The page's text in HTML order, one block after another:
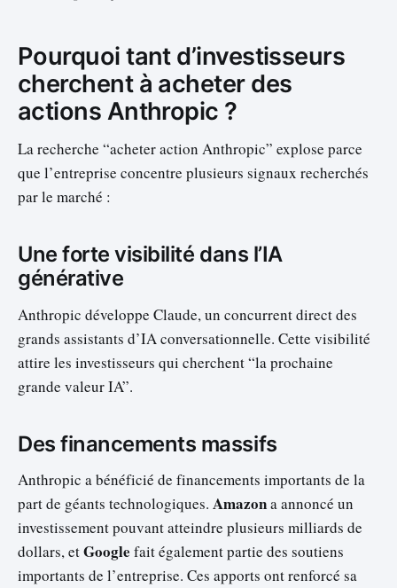
Pourquoi tant d’investisseurs
cherchent à acheter des
actions Anthropic ?
La recherche “acheter action Anthropic” explose parce
que l’entreprise concentre plusieurs signaux recherchés
par le marché :
Une forte visibilité dans l’IA
générative
Anthropic développe Claude, un concurrent direct des
grands assistants d’IA conversationnelle. Cette visibilité
attire les investisseurs qui cherchent “la prochaine
grande valeur IA”.
Des financements massifs
Anthropic a bénéficié de financements importants de la
part de géants technologiques. Amazona annoncé un
investissement pouvant atteindre plusieurs milliards de
dollars, etGoogle fait également partie des soutiens
importants de l’entreprise. Ces apports ont renforcé sa